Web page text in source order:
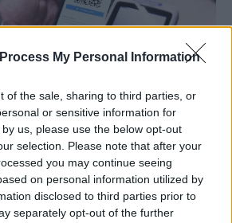
My Personal Information
of the sale, sharing to third parties, or
or sensitive information for
us, please use the below opt-out
selection. Please note that after your
you may continue seeing
on personal information utilized by
disclosed to third parties prior to
separately opt-out of the further
η ψηφιακή κάρτα
– Τι ζητά ο Εμπορικός